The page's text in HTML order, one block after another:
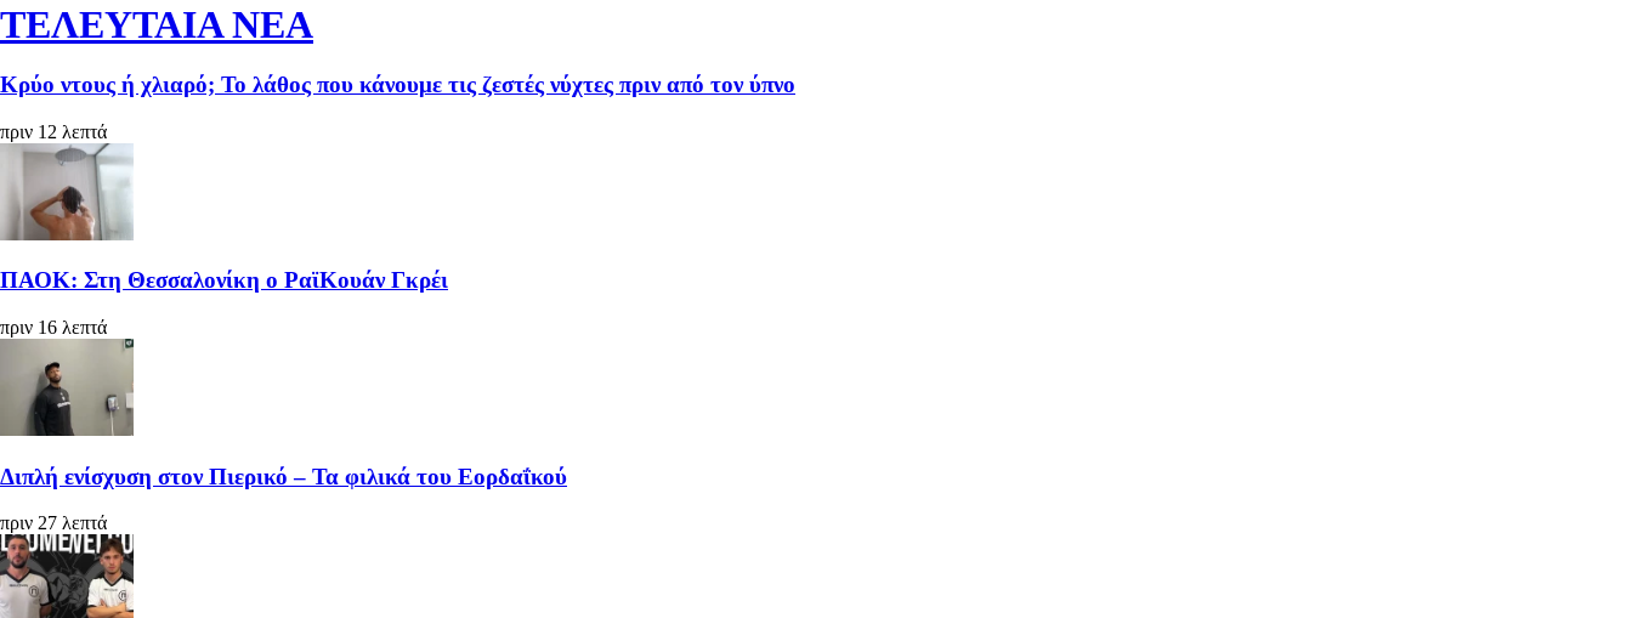
ΤΕΛΕΥΤΑΙΑ ΝΕΑ
Κρύο ντους ή χλιαρό; Το λάθος που κάνουμε τις ζεστές νύχτες πριν από τον ύπνο
πριν 12 λεπτά
ΠΑΟΚ: Στη Θεσσαλονίκη ο ΡαϊΚουάν Γκρέι
πριν 16 λεπτά
Διπλή ενίσχυση στον Πιερικό – Τα φιλικά του Εορδαΐκού
πριν 27 λεπτά